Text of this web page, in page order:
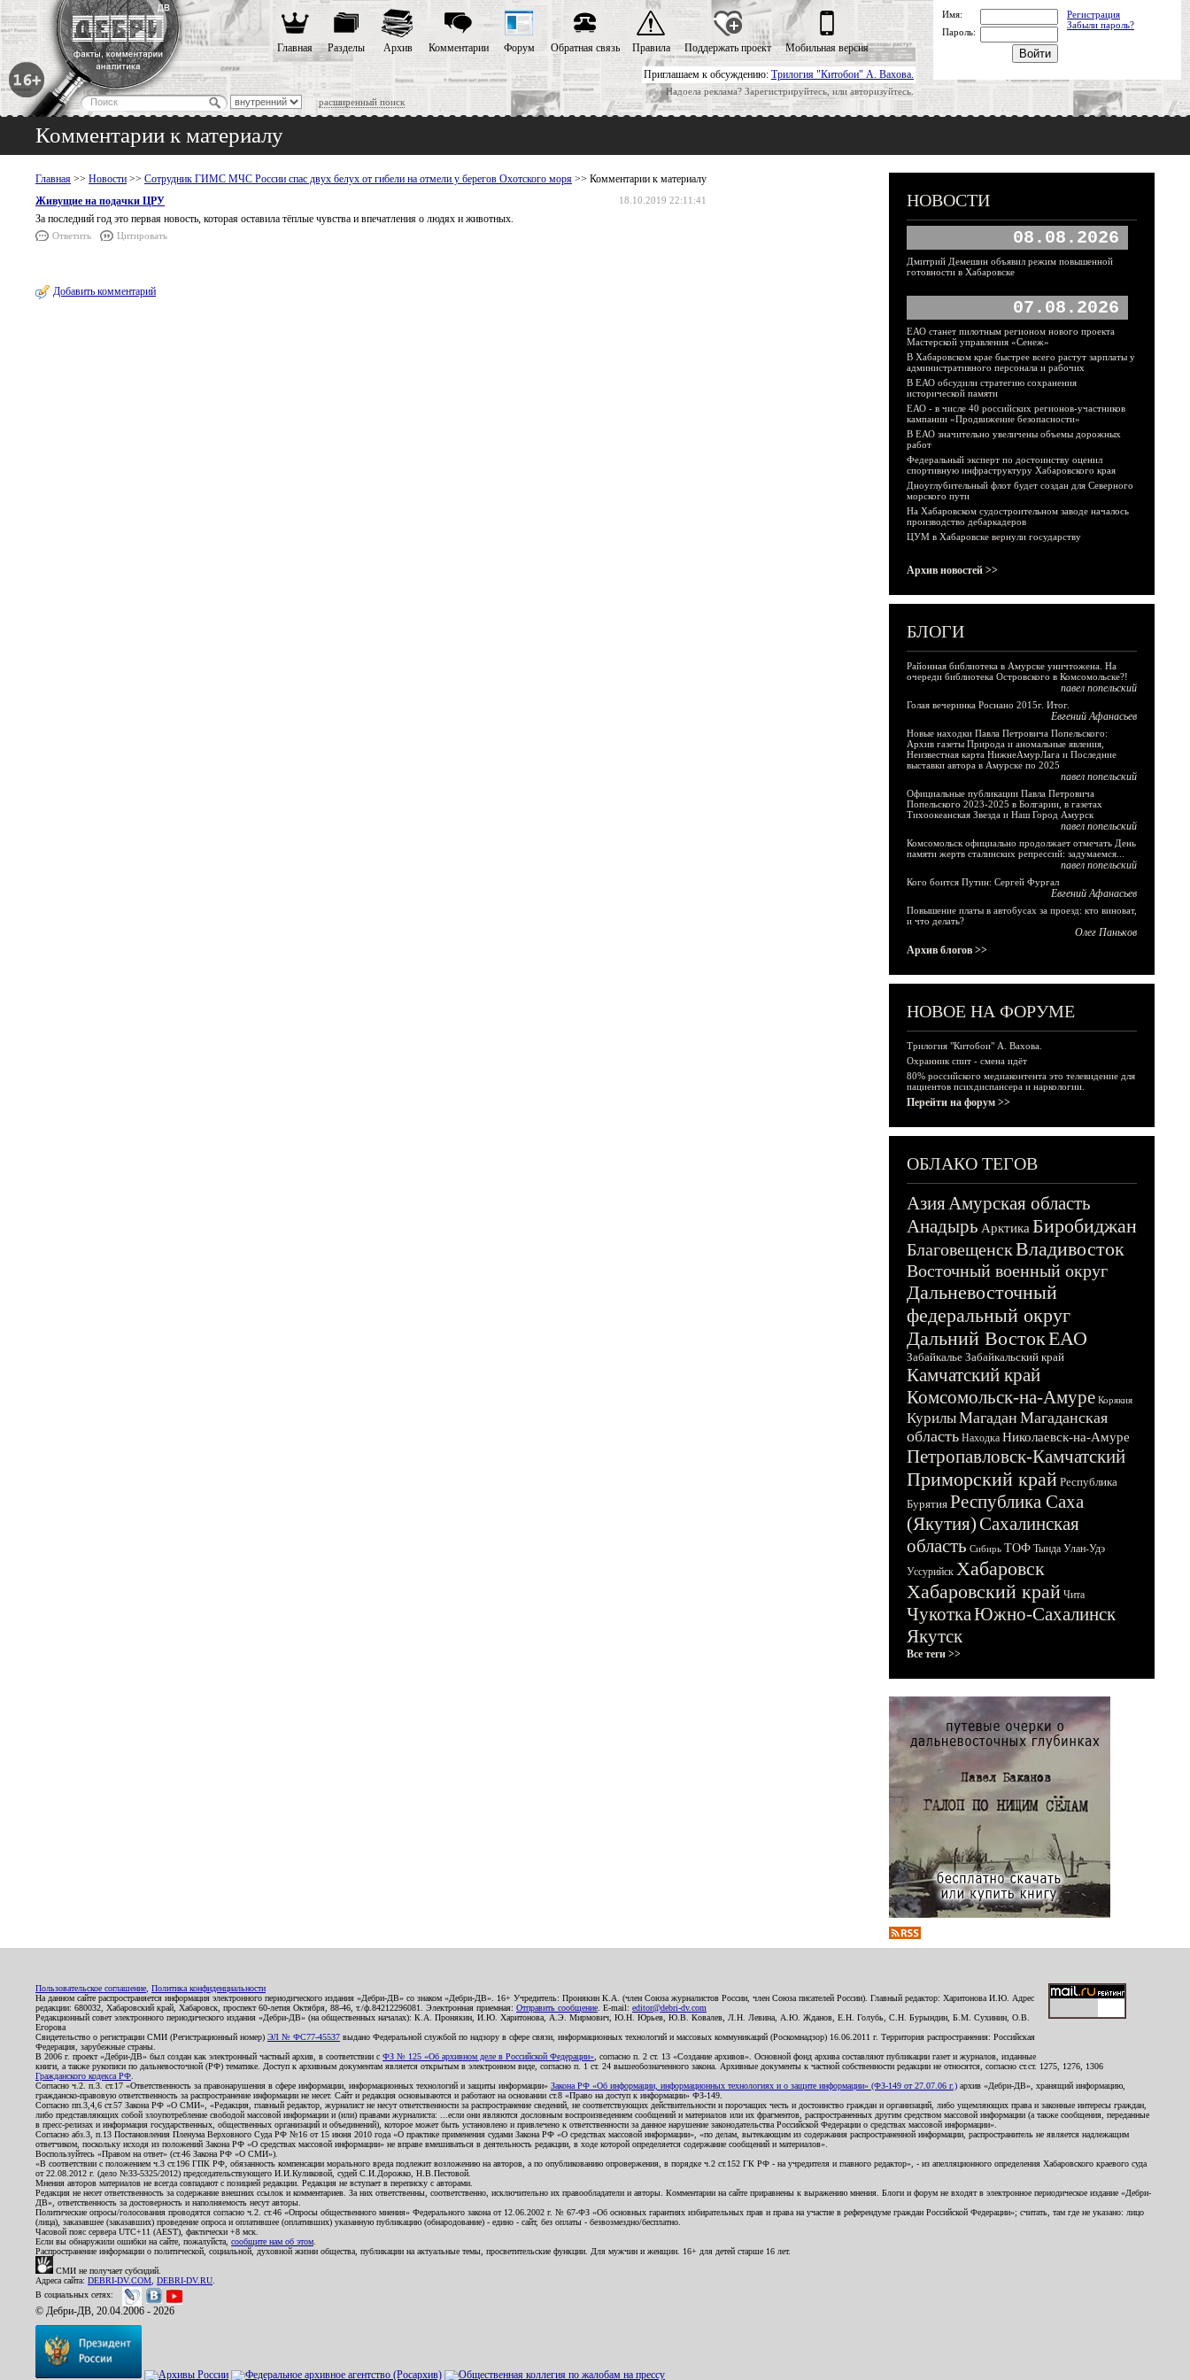
Приглашаем к обсуждению: Трилогия "Китобои" А. Вахова.
Надоела реклама? Зарегистрируйтесь, или авторизуйтесь.
расширенный поиск
Главная Разделы Архив Комментарии Форум Обратная связь Правила Поддержать проект Мобильная версия
Имя:
Регистрация
Забыли пароль?
Пароль:
Комментарии к материалу
Главная >> Новости >> Сотрудник ГИМС МЧС России спас двух белух от гибели на отмели у берегов Охотского моря >> Комментарии к материалу
18.10.2019 22:11:41
Живущие на подачки ЦРУ
За последний год это первая новость, которая оставила тёплые чувства и впечатления о людях и животных.
Ответить Цитировать
Добавить комментарий
НОВОСТИ
08.08.2026
Дмитрий Демешин объявил режим повышенной
готовности в Хабаровске
07.08.2026
ЕАО станет пилотным регионом нового проекта
Мастерской управления «Сенеж»
В Хабаровском крае быстрее всего растут зарплаты у
административного персонала и рабочих
В ЕАО обсудили стратегию сохранения
исторической памяти
ЕАО - в числе 40 российских регионов-участников
кампании «Продвижение безопасности»
В ЕАО значительно увеличены объемы дорожных
работ
Федеральный эксперт по достоинству оценил
спортивную инфраструктуру Хабаровского края
Дноуглубительный флот будет создан для Северного
морского пути
На Хабаровском судостроительном заводе началось
производство дебаркадеров
ЦУМ в Хабаровске вернули государству
Архив новостей >>
БЛОГИ
Районная библиотека в Амурске уничтожена. На
очереди библиотека Островского в Комсомольске?!
павел попельский
Голая вечеринка Роснано 2015г. Итог.
Евгений Афанасьев
Новые находки Павла Петровича Попельского:
Архив газеты Природа и аномальные явления,
Неизвестная карта НижнеАмурЛага и Последние
выставки автора в Амурске по 2025
павел попельский
Официальные публикации Павла Петровича
Попельского 2023-2025 в Болгарии, в газетах
Тихоокеанская Звезда и Наш Город Амурск
павел попельский
Комсомольск официально продолжает отмечать День
памяти жертв сталинских репрессий: задумаемся...
павел попельский
Кого боится Путин: Сергей Фургал
Евгений Афанасьев
Повышение платы в автобусах за проезд: кто виноват,
и что делать?
Олег Паньков
Архив блогов >>
НОВОЕ НА ФОРУМЕ
Трилогия "Китобои" А. Вахова.
Охранник спит - смена идёт
80% российского медиаконтента это телевидение для
пациентов психдиспансера и наркологии.
Перейти на форум >>
ОБЛАКО ТЕГОВ
АзияАмурская область
Анадырь Арктика Биробиджан
БлаговещенскВладивосток
Восточный военный округ
Дальневосточный
федеральный округ
Дальний ВостокЕАО
Забайкалье Забайкальский край
Камчатский край
Комсомольск-на-Амуре Корякия
КурилыМагадан Магаданская
область Находка Николаевск-на-Амуре
Петропавловск-Камчатский
Приморский край Республика
Бурятия Республика Саха
(Якутия)Сахалинская
область Сибирь ТОФ Тында Улан-Удэ
Уссурийск Хабаровск
Хабаровский край Чита
ЧукоткаЮжно-Сахалинск
Якутск
Все теги >>
Пользовательское соглашение Политика конфиденциальности
На данном сайте распространяется информация электронного периодического издания «Дебри-ДВ» со знаком «Дебри-ДВ». 16+ Учредитель: Пронякин К.А. (член Союза журналистов России, член Союза писателей России). Главный редактор: Харитонова И.Ю. Адрес
редакции: 680032, Хабаровский край, Хабаровск, проспект 60-летия Октября, 88-46, т./ф.84212296081. Электронная приемная: Отправить сообщение . E-mail: editor@debri-dv.com
Редакционный совет электронного периодического издания «Дебри-ДВ» (на общественных началах): К.А. Пронякин, И.Ю. Харитонова, А.Э. Мирмович, Ю.Н. Юрьев, Ю.В. Ковалев, Л.Н. Левина, А.Ю. Жданов, Е.Н. Голубь, С.Н. Бурындин, Б.М. Сухинин, О.В.
Егорова
Свидетельство о регистрации СМИ (Регистрационный номер) ЭЛ № ФС77-45537 выдано Федеральной службой по надзору в сфере связи, информационных технологий и массовых коммуникаций (Роскомнадзор) 16.06.2011 г. Территория распространения: Российская
Федерация, зарубежные страны.
В 2006 г. проект «Дебри-ДВ» был создан как электронный частный архив, в соответствии с ФЗ № 125 «Об архивном деле в Российской Федерации» , согласно п. 2 ст. 13 «Создание архивов». Основной фонд архива составляют публикации газет и журналов, изданные
книги, а также рукописи по дальневосточной (РФ) тематике. Доступ к архивным документам является открытым в электронном виде, согласно п. 1 ст. 24 вышеобозначенного закона. Архивные документы к частной собственности редакции не относятся, согласно ст.ст. 1275, 1276, 1306
Гражданского кодекса РФ
Согласно ч.2. п.3. ст.17 «Ответственность за правонарушения в сфере информации, информационных технологий и защиты информации» Закона РФ «Об информации, информационных технологиях и о защите информации» (ФЗ-149 от 27.07.06 г.) архив «Дебри-ДВ», хранящий информацию,
гражданско-правовую ответственность за распространение информации не несет. Сайт и редакция основываются и работают на основании ст.8 «Право на доступ к информации» ФЗ-149.
Согласно пп.3,4,6 ст.57 Закона РФ «О СМИ», «Редакция, главный редактор, журналист не несут ответственности за распространение сведений, не соответствующих действительности и порочащих честь и достоинство граждан и организаций, либо ущемляющих права и законные интересы граждан,
либо представляющих собой злоупотребление свободой массовой информации и (или) правами журналиста: ...если они являются дословным воспроизведением сообщений и материалов или их фрагментов, распространенных другим средством массовой информации (а также сообщения, переданные
в пресс-релизах и информация государственных, общественных организаций и объединений), которое может быть установлено и привлечено к ответственности за данное нарушение законодательства Российской Федерации о средствах массовой информации».
Согласно абз.3, п.13 Постановления Пленума Верховного Суда РФ №16 от 15 июня 2010 года «О практике применения судами Закона РФ «О средствах массовой информации», «по делам, вытекающим из содержания распространенной информации, распространитель не является надлежащим
ответчиком, поскольку исходя из положений Закона РФ «О средствах массовой информации» не вправе вмешиваться в деятельность редакции, в ходе которой определяется содержание сообщений и материалов».
Воспользуйтесь «Правом на ответ» (ст.46 Закона РФ «О СМИ»).
«В соответствии с положением ч.3 ст.196 ГПК РФ, обязанность компенсации морального вреда подлежит возложению на авторов, а по опубликованию опровержения, в порядке ч.2 ст.152 ГК РФ - на учредителя и главного редактор», - из апелляционного определения Хабаровского краевого суда
от 22.08.2012 г. (дело №33-5325/2012) председательствующего И.И.Куликовой, судей С.И.Дорожко, Н.В.Пестовой.
Мнения авторов материалов не всегда совпадают с позицией редакции. Редакция не вступает в переписку с авторами.
Редакция не несет ответственность за содержание внешних ссылок и комментариев. За них ответственны, соответственно, исключительно их правообладатели и авторы. Комментарии на сайте приравнены к выражению мнения. Блоги и форум не входят в электронное периодическое издание «Дебри-
ДВ», ответственность за достоверность и наполняемость несут авторы.
Политические опросы/голосования проводятся согласно ч.2. ст.46 «Опросы общественного мнения» Федерального закона от 12.06.2002 г. № 67-ФЗ «Об основных гарантиях избирательных прав и права на участие в референдуме граждан Российской Федерации»; считать, там где не указано: лицо
(лица), заказавшее (заказавших) проведение опроса и оплатившее (оплативших) указанную публикацию (обнародование) - едино - сайт, без оплаты - безвозмездно/бесплатно.
Часовой пояс сервера UTC+11 (AEST), фактически +8 мск.
Если вы обнаружили ошибки на сайте, пожалуйста, сообщите нам об этом
Распространение информации о политической, социальной, духовной жизни общества, публикации на актуальные темы, просветительские функции. Для мужчин и женщин. 16+ для детей старше 16 лет.
СМИ не получает субсидий.
Адреса сайта: DEBRI-DV.COM DEBRI-DV.RU
В социальных сетях:
© Дебри-ДВ, 20.04.2006 - 2026